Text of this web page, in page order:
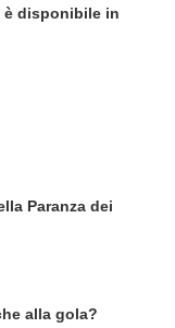
è disponibile in
Paranza dei
alla gola?